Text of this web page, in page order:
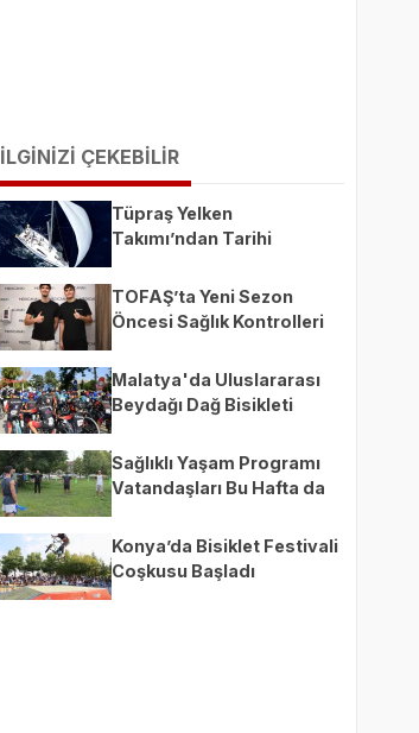
İLGİNİZİ ÇEKEBİLİR
Tüpraş Yelken
Takımı’ndan Tarihi
TOFAŞ’ta Yeni Sezon
Öncesi Sağlık Kontrolleri
Malatya'da Uluslararası
Beydağı Dağ Bisikleti
Sağlıklı Yaşam Programı
Vatandaşları Bu Hafta da
Konya’da Bisiklet Festivali
Coşkusu Başladı